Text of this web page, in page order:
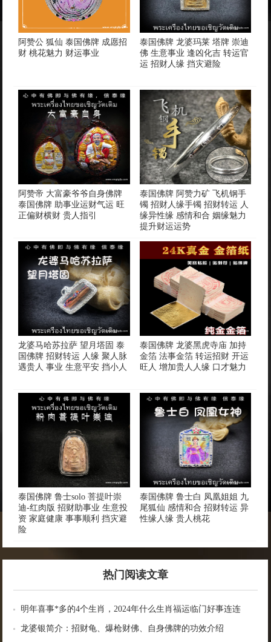
阿赞公 狐仙 泰国佛牌 成愿招
财 桃花魅力 财运事业
泰国佛牌 龙婆玛莱 塔牌 崇迪
佛 生意事业 逢凶化吉 转运官
运 招财人缘 挡灾避险
阿赞帝 大富豪爷爷自身佛牌
泰国佛牌 助事业运财气运 旺
正偏财横财 贵人指引
泰国佛牌 阿赞力矿 飞机钢手
镯 招财人缘手镯 招财转运 人
缘异性缘 感情和合 姻缘魅力
提升财运运势
龙婆马哈苏拉萨 望月塔固 泰
国佛牌 招财转运 人缘 聚人脉
遇贵人 事业 生意平安 挡小人
泰国佛牌 龙婆黑虎寺庙 加持
金箔 法事金箔 转运招财 开运
旺人 增加贵人人缘 口才魅力
泰国佛牌 鲁士solo 菩提叶崇
迪-红肉版 招财助事业 生意投
资 家庭健康 事事顺利 挡灾避
险
泰国佛牌 鲁士白 凤凰姐姐 九
尾狐仙 感情和合 招财转运 异
性缘人缘 贵人桃花
热门阅读文章
明年喜事*多的4个生肖，2024年什么生肖福运临门好事连连
龙婆银简介：招财龟、爆枪财佛、自身佛牌的功效介绍